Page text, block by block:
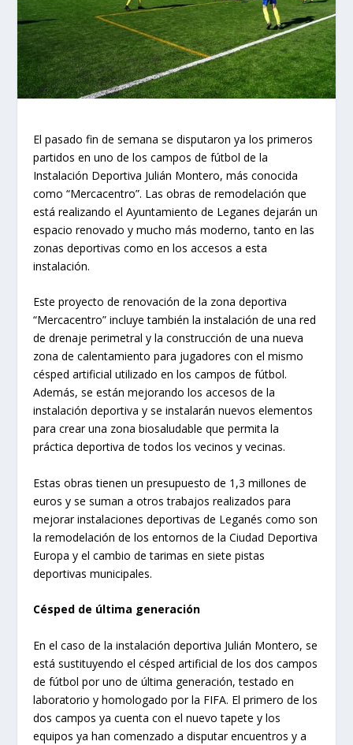
El pasado fin de semana se disputaron ya los primeros
partidos en uno de los campos de fútbol de la
Instalación Deportiva Julián Montero, más conocida
como “Mercacentro”. Las obras de remodelación que
está realizando el Ayuntamiento de Leganes dejarán un
espacio renovado y mucho más moderno, tanto en las
zonas deportivas como en los accesos a esta
instalación.
Este proyecto de renovación de la zona deportiva
“Mercacentro” incluye también la instalación de una red
de drenaje perimetral y la construcción de una nueva
zona de calentamiento para jugadores con el mismo
césped artificial utilizado en los campos de fútbol.
Además, se están mejorando los accesos de la
instalación deportiva y se instalarán nuevos elementos
para crear una zona biosaludable que permita la
práctica deportiva de todos los vecinos y vecinas.
Estas obras tienen un presupuesto de 1,3 millones de
euros y se suman a otros trabajos realizados para
mejorar instalaciones deportivas de Leganés como son
la remodelación de los entornos de la Ciudad Deportiva
Europa y el cambio de tarimas en siete pistas
deportivas municipales.
Césped de última generación
En el caso de la instalación deportiva Julián Montero, se
está sustituyendo el césped artificial de los dos campos
de fútbol por uno de última generación, testado en
laboratorio y homologado por la FIFA. El primero de los
dos campos ya cuenta con el nuevo tapete y los
equipos ya han comenzado a disputar encuentros y a